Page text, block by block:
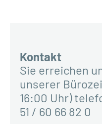
Kontakt
Sie erreichen
unserer
16:00 Uhr)
51 / 60 66 82 0